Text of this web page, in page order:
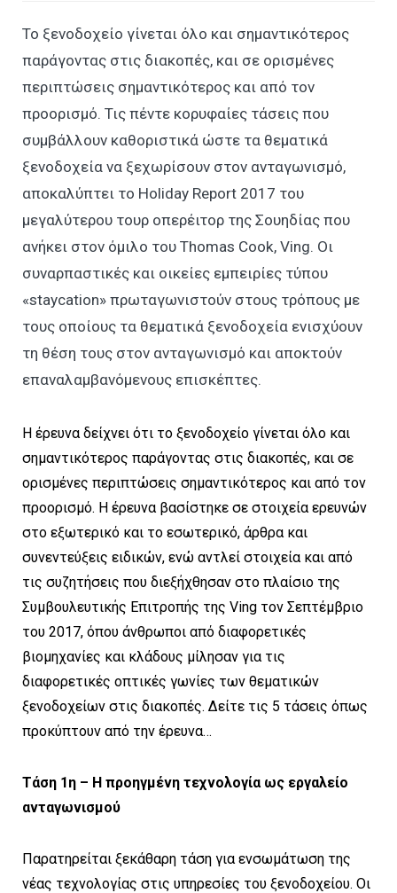
Το ξενοδοχείο γίνεται όλο και σημαντικότερος
παράγοντας στις διακοπές, και σε ορισμένες
περιπτώσεις σημαντικότερος και από τον
προορισμό. Τις πέντε κορυφαίες τάσεις που
συμβάλλουν καθοριστικά ώστε τα θεματικά
ξενοδοχεία να ξεχωρίσουν στον ανταγωνισμό,
αποκαλύπτει το Holiday Report 2017 του
μεγαλύτερου τουρ οπερέιτορ της Σουηδίας που
ανήκει στον όμιλο του Thomas Cook, Ving. Οι
συναρπαστικές και οικείες εμπειρίες τύπου
«staycation» πρωταγωνιστούν στους τρόπους με
τους οποίους τα θεματικά ξενοδοχεία ενισχύουν
τη θέση τους στον ανταγωνισμό και αποκτούν
επαναλαμβανόμενους επισκέπτες.
Η έρευνα δείχνει ότι το ξενοδοχείο γίνεται όλο και
σημαντικότερος παράγοντας στις διακοπές, και σε
ορισμένες περιπτώσεις σημαντικότερος και από τον
προορισμό. Η έρευνα βασίστηκε σε στοιχεία ερευνών
στο εξωτερικό και το εσωτερικό, άρθρα και
συνεντεύξεις ειδικών, ενώ αντλεί στοιχεία και από
τις συζητήσεις που διεξήχθησαν στο πλαίσιο της
Συμβουλευτικής Επιτροπής της Ving τον Σεπτέμβριο
του 2017, όπου άνθρωποι από διαφορετικές
βιομηχανίες και κλάδους μίλησαν για τις
διαφορετικές οπτικές γωνίες των θεματικών
ξενοδοχείων στις διακοπές. Δείτε τις 5 τάσεις όπως
προκύπτουν από την έρευνα…
Τάση 1η – Η προηγμένη τεχνολογία ως εργαλείο
ανταγωνισμού
Παρατηρείται ξεκάθαρη τάση για ενσωμάτωση της
νέας τεχνολογίας στις υπηρεσίες του ξενοδοχείου. Οι